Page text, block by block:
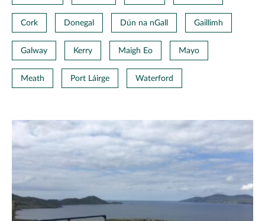
Cork Donegal Dún na nGall Gaillimh
Galway Kerry Maigh Eo Mayo
Meath Port Láirge Waterford